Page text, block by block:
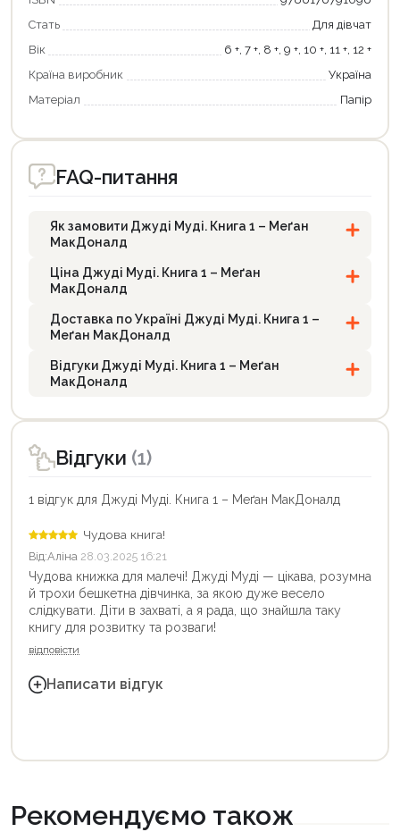
Стать
Для дівчат
Вік
6 +, 7 +, 8 +, 9 +, 10 +, 11 +, 12 +
Країна виробник
Україна
Матеріал
Папір
FAQ-питання
Як замовити Джуді Муді. Книга 1 – Меґан
МакДоналд
Ціна Джуді Муді. Книга 1 – Меґан
МакДоналд
Доставка по Україні Джуді Муді. Книга 1 –
Меґан МакДоналд
Відгуки Джуді Муді. Книга 1 – Меґан
МакДоналд
Відгуки (1)
1 відгук для Джуді Муді. Книга 1 – Меґан МакДоналд
Чудова книга!
Від:Аліна 28.03.2025 16:21
Чудова книжка для малечі! Джуді Муді — цікава, розумна
й трохи бешкетна дівчинка, за якою дуже весело
слідкувати. Діти в захваті, а я рада, що знайшла таку
книгу для розвитку та розваги!
відповісти
Написати відгук
Рекомендуємо також